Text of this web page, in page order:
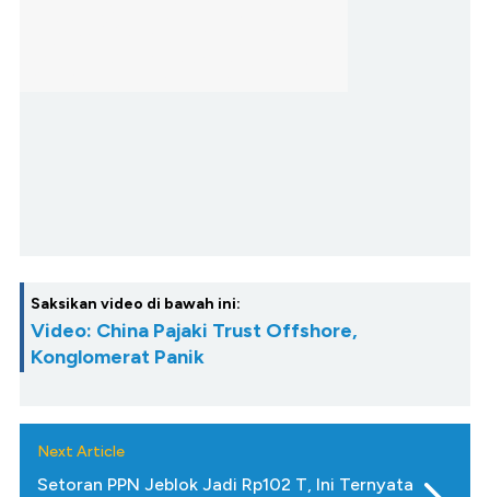
Saksikan video di bawah ini:
Video: China Pajaki Trust Offshore,
Konglomerat Panik
Next Article
Setoran PPN Jeblok Jadi Rp102 T, Ini Ternyata